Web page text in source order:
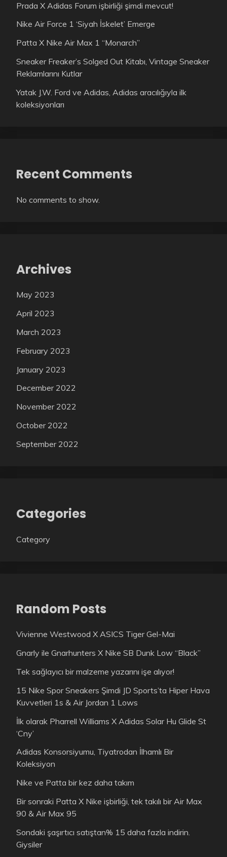
Prada X Adidas Forum işbirliği şimdi mevcut!
Nike Air Force 1 ‘Siyah İskelet’ Emerge
Patta X Nike Air Max 1 “Monarch”
Sneaker Freaker’s Solged Out Kitabı, Vintage Sneaker
Reklamlarını Kutlar
Yatak J.W. Ford ve Adidas, Adidas aracılığıyla ilk
koleksiyonları
Recent Comments
No comments to show.
Archives
May 2023
April 2023
March 2023
February 2023
January 2023
December 2022
November 2022
October 2022
September 2022
Categories
Category
Random Posts
Vivienne Westwood X ASICS Tiger Gel-Mai
Gnarly ile Gnarhunters X Nike SB Dunk Low “Black”
Tek sağlayıcı bir malzeme yazarını işe alıyor!
15 Nike Spor Sneakers Şimdi JD Sports’ta Hiper Hava
Kuvvetleri 1s & Air Jordan 1 Lows
İlk olarak Pharrell Williams X Adidas Solar Hu Glide St
‘Cny’
Adidas Konsorsiyumu, Tiyatrodan İlhamlı Bir
Koleksiyon
Nike ve Patta bir kez daha takım
Bir sonraki Patta X Nike işbirliği, tek takılı bir Air Max
90 & Air Max 95
Sondaki şaşırtıcı satıştan% 15 daha fazla indirin.
Giysiler